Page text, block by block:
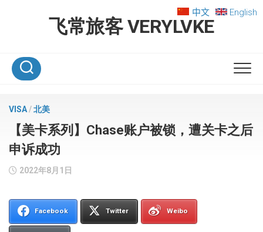
飞常旅客 VERYLVKE
中文 English
VISA/北美
【美卡系列】Chase账户被锁，遭关卡之后
申诉成功
2022年8月1日
Facebook Twitter Weibo